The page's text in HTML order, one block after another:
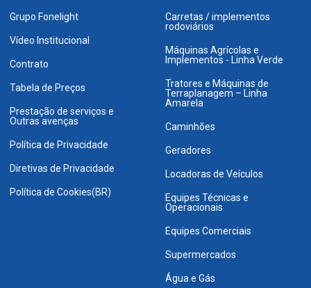
Grupo Fonelight
Vídeo Institucional
Contrato
Tabela de Preços
Prestação de serviços e
Outras avenças
Política de Privacidade
Diretivas de Privacidade
Política de Cookies(BR)
Carretas / implementos
rodoviários
Máquinas Agrícolas e
Implementos - Linha Verde
Tratores e Máquinas de
Terraplanagem – Linha
Amarela
Caminhões
Geradores
Locadoras de Veículos
Equipes Técnicas e
Operacionais
Equipes Comerciais
Supermercados
Água e Gás